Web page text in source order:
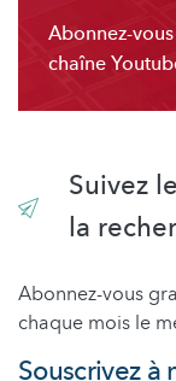
Abonnez-
chaîne
Suivez
la
Abonnez-vous
chaque mois le
Souscrivez à